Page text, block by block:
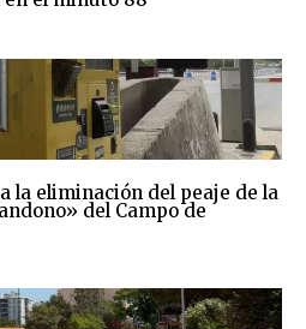
la eliminación del peaje de la
del Campo de